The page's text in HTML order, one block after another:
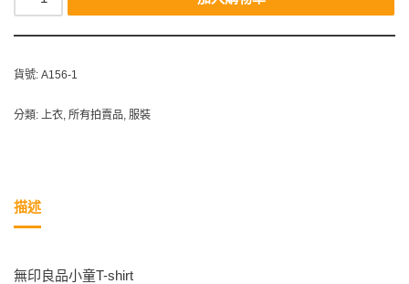
貨號: A156-1
分類: 上衣 所有拍賣品 服裝
描述
無印良品小童T-shirt